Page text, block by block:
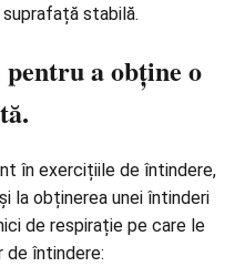
stabilă.
a obține o
în exercițiile de întindere,
la obținerea unei întinderi
de respirație pe care le
întindere: